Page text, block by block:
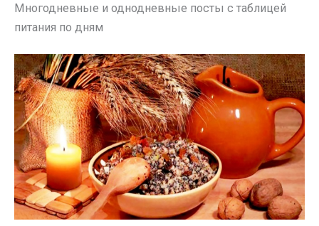
Многодневные и однодневные посты с таблицей
питания по дням